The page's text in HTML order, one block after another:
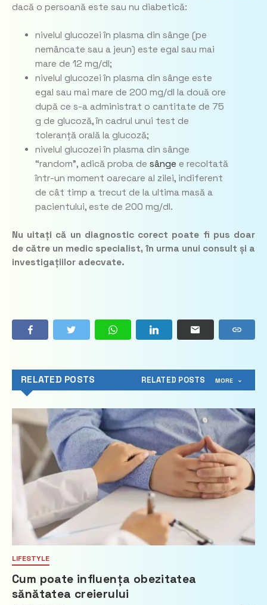
dacă o persoană este sau nu diabetică:
nivelul glucozei în plasma din sânge (pe
nemâncate sau a jeun) este egal sau mai
mare de 12 mg/dl;
nivelul glucozei în plasma din sânge este
egal sau mai mare de 200 mg/dl la două ore
după ce s-a administrat o cantitate de 75
g de glucoză, în cadrul unui test de
toleranță orală la glucoză;
nivelul glucozei în plasma din sânge
“random”, adică proba de sânge e recoltată
într-un moment oarecare al zilei, indiferent
de cât timp a trecut de la ultima masă a
pacientului, este de 200 mg/dl.
Nu uitați că un diagnostic corect poate fi pus doar
de către un medic specialist, în urma unui consult și a
investigațiilor adecvate.
RELATED POSTS RELATED POSTS MORE
LIFESTYLE
Cum poate influența obezitatea
sănătatea creierului